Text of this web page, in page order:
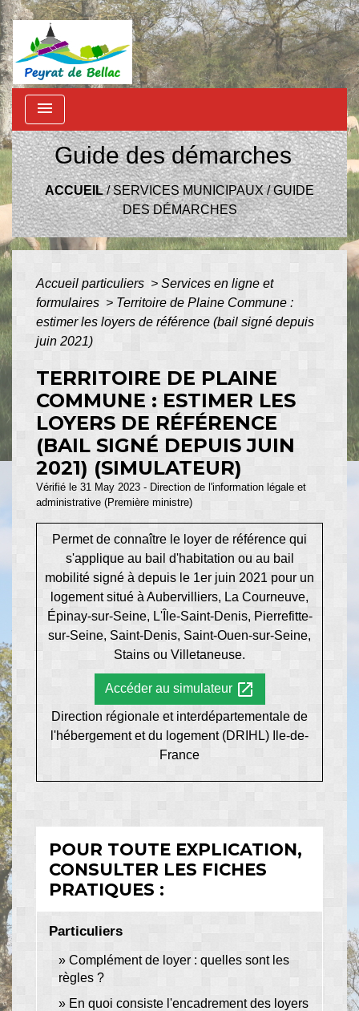
menu
Guide des démarches
ACCUEIL/SERVICES MUNICIPAUX/GUIDE
DES DÉMARCHES
Accueil particuliers > Services en ligne et
formulaires > Territoire de Plaine Commune :
estimer les loyers de référence (bail signé depuis
juin 2021)
TERRITOIRE DE PLAINE
COMMUNE : ESTIMER LES
LOYERS DE RÉFÉRENCE
(BAIL SIGNÉ DEPUIS JUIN
2021) (SIMULATEUR)
Vérifié le 31 May 2023 - Direction de l'information légale et
administrative (Première ministre)
Permet de connaître le loyer de référence qui
s'applique au bail d'habitation ou au bail
mobilité signé à depuis le 1er juin 2021 pour un
logement situé à Aubervilliers, La Courneuve,
Épinay-sur-Seine, L'Île-Saint-Denis, Pierrefitte-
sur-Seine, Saint-Denis, Saint-Ouen-sur-Seine,
Stains ou Villetaneuse.
Accéder au simulateur open_in_new
Direction régionale et interdépartementale de
l'hébergement et du logement (DRIHL) Ile-de-
France
POUR TOUTE EXPLICATION,
CONSULTER LES FICHES
PRATIQUES :
Particuliers
Complément de loyer : quelles sont les
règles ?
En quoi consiste l'encadrement des loyers